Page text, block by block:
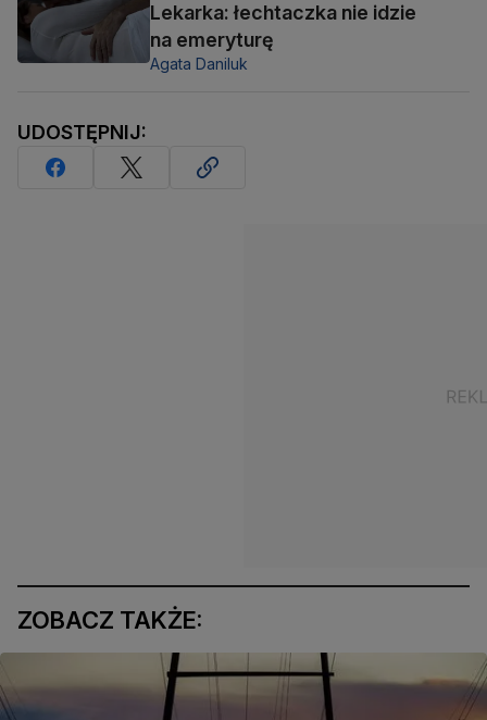
Lekarka: łechtaczka nie idzie
na emeryturę
Agata Daniluk
UDOSTĘPNIJ:
ZOBACZ TAKŻE: